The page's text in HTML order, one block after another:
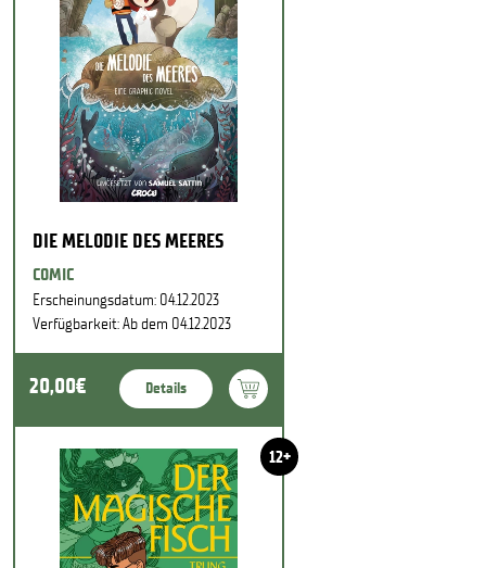
DIE MELODIE DES MEERES
COMIC
Erscheinungsdatum: 04.12.2023
Verfügbarkeit: Ab dem 04.12.2023
20,00€ Details
12+